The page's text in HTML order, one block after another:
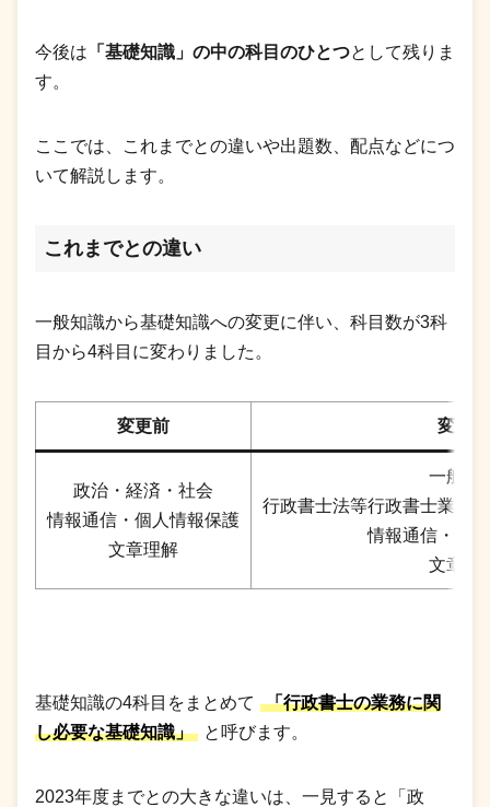
今後は 「基礎知識」の中の科目のひとつとして残りま
す。
ここでは、これまでとの違いや出題数、配点などにつ
いて解説します。
これまでとの違い
一般知識から基礎知識への変更に伴い、科目数が3科
目から4科目に変わりました。
変更前 変更後
政治・経済・社会
情報通信・個人情報保護
文章理解
一般知
行政書士法等行政書士業務
情報通信・個
文章理
基礎知識の4科目をまとめて
「行政書士の業務に関
し必要な基礎知識」
と呼びます。
2023年度までとの大きな違いは、一見すると「政